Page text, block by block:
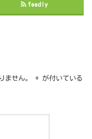
feedly
ません。 * が付いている